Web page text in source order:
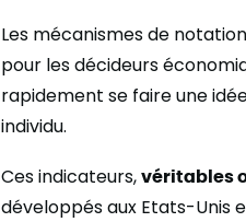
Les mécanismes de
pour les décideurs
rapidement se faire une
individu.
Ces indicateurs, véritables
développés aux Etats-Unis